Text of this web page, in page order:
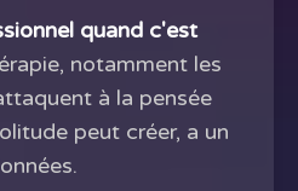
quand c'est
notamment les
à la pensée
peut créer, a un